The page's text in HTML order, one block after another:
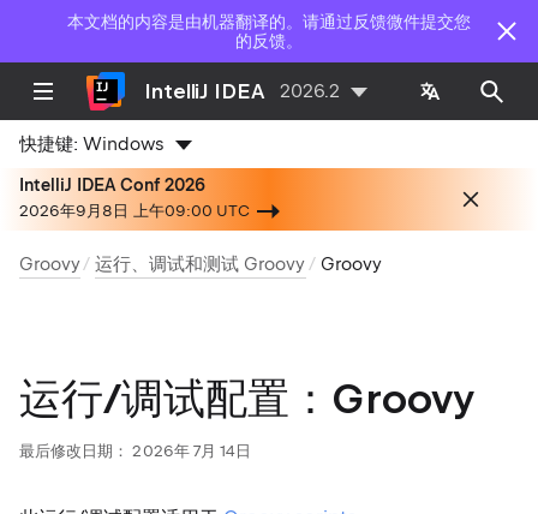
本文档的内容是由机器翻译的。请通过反馈微件提交您
的反馈。
IntelliJ IDEA 2026.2
快捷键:Windows
IntelliJ IDEA Conf 2026
2026年9月8日 上午09:00 UTC
Groovy 运行、调试和测试 Groovy Groovy
运行/调试配置：Groovy
最后修改日期： 2026年 7月 14日